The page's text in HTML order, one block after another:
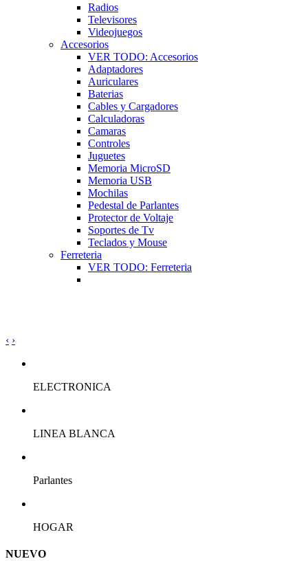
Radios
Televisores
Videojuegos
Accesorios
VER TODO: Accesorios
Adaptadores
Auriculares
Baterias
Cables y Cargadores
Calculadoras
Camaras
Controles
Juguetes
Memoria MicroSD
Memoria USB
Mochilas
Pedestal de Parlantes
Protector de Voltaje
Soportes de Tv
Teclados y Mouse
Ferreteria
VER TODO: Ferreteria
‹ ›
ELECTRONICA
LINEA BLANCA
Parlantes
HOGAR
NUEVO